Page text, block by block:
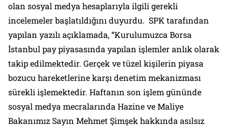
olan sosyal medya hesaplarıyla ilgili gerekli
incelemeler başlatıldığını duyurdu. SPK tarafından
yapılan yazılı açıklamada, “Kurulumuzca Borsa
İstanbul pay piyasasında yapılan işlemler anlık olarak
takip edilmektedir. Gerçek ve tüzel kişilerin piyasa
bozucu hareketlerine karşı denetim mekanizması
sürekli işlemektedir. Haftanın son işlem gününde
sosyal medya mecralarında Hazine ve Maliye
Bakanımız Sayın Mehmet Şimşek hakkında asılsız